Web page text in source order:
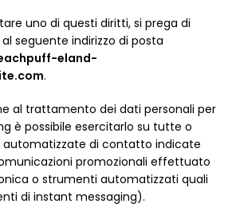
uno di questi diritti, si prega di
seguente indirizzo di posta
eland-
.
al trattamento dei dati personali per
è possibile esercitarlo su tutte o
di contatto indicate
promozionali effettuato
o strumenti automatizzati quali
di instant messaging).